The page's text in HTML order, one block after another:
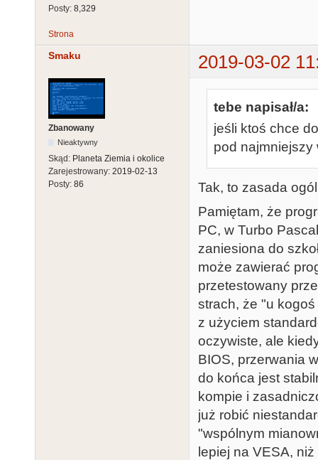
Posty: 8,329
Strona
Smaku 2019-03-02
Zbanowany
Nieaktywny
Skąd: Planeta Ziemia i okolice
Zarejestrowany: 2019-02-13
Posty: 86
tebe napisał/a:
jeśli ktoś chce
pod
Tak, to zasada
Pamiętam, że
PC, w Turbo
zaniesiona do
może zawierać
przetestowany
strach, że "u
z użyciem
oczywiste, ale
BIOS, przerwania
do końca jest
kompie i
już robić
"wspólnym
lepiej na VESA,